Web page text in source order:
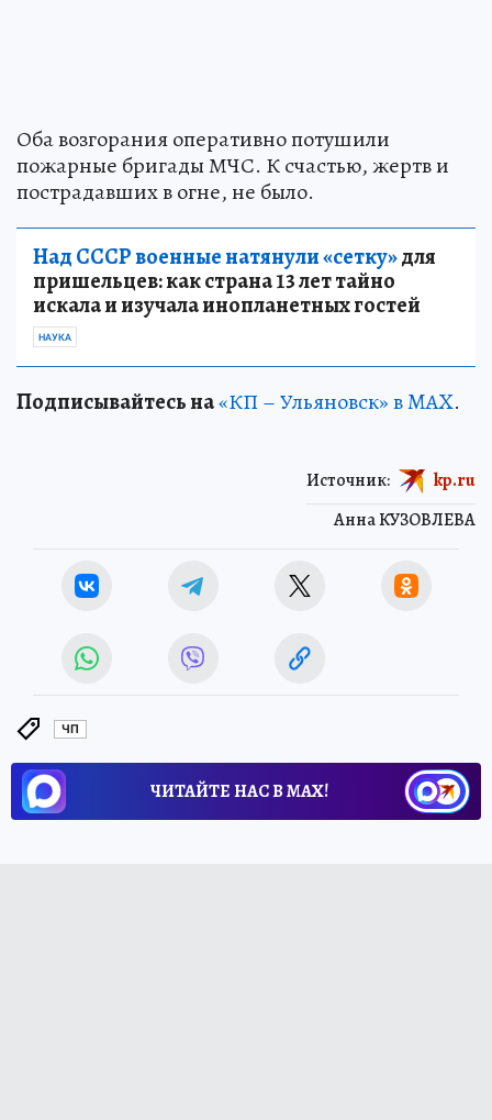
Оба возгорания оперативно потушили
пожарные бригады МЧС. К счастью, жертв и
пострадавших в огне, не было.
Над СССР военные натянули «сетку»для
пришельцев: как страна 13 лет тайно
искала и изучала инопланетных гостей
НАУКА
Подписывайтесь на«КП – Ульяновск» в MAX.
Анна КУЗОВЛЕВА
Источник: kp.ru
ЧП
ЧИТАЙТЕ НАС В МАХ!